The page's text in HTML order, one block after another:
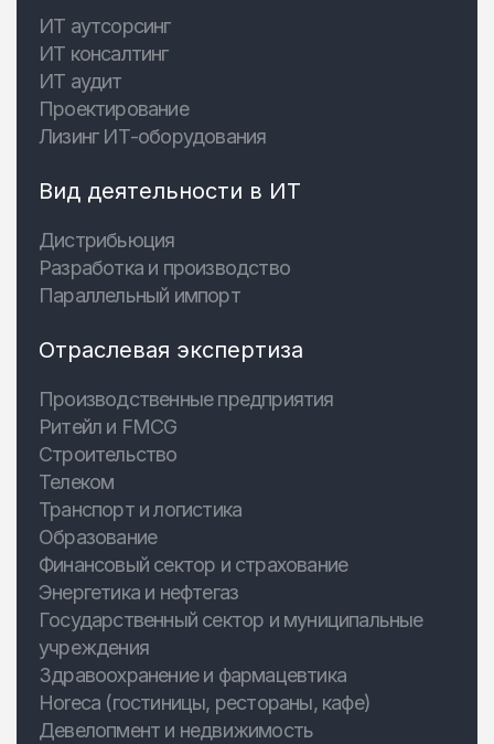
ИТ аутсорсинг
ИТ консалтинг
ИТ аудит
Проектирование
Лизинг ИТ-оборудования
Вид деятельности в ИТ
Дистрибьюция
Разработка и производство
Параллельный импорт
Отраслевая экспертиза
Производственные предприятия
Ритейл и FMCG
Строительство
Телеком
Транспорт и логистика
Образование
Финансовый сектор и страхование
Энергетика и нефтегаз
Государственный сектор и муниципальные
учреждения
Здравоохранение и фармацевтика
Horeca (гостиницы, рестораны, кафе)
Девелопмент и недвижимость